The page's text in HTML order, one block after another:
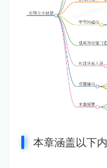
本章涵盖以下内